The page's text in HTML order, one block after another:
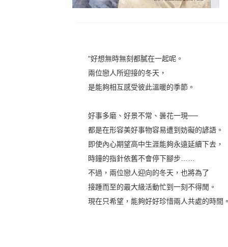
"好想無時無刻都膩在一起呢。
兩位戀人所迎接的冬天，
是能夠相互感受彼此溫暖的季節。
好事多磨、好景不常、曇花一現──
都是在形容美好事物容易遭到妨礙的諺語。
即使內心期望高中生涯能夠永遠延續下去，
時鐘的指針依舊不會停下腳步……
不過，兩位戀人迎向的冬天，也將為了
接踵而至的最大級活動忙到一刻不得閒。
現在只希望，能夠好好珍惜兩人共處的時間